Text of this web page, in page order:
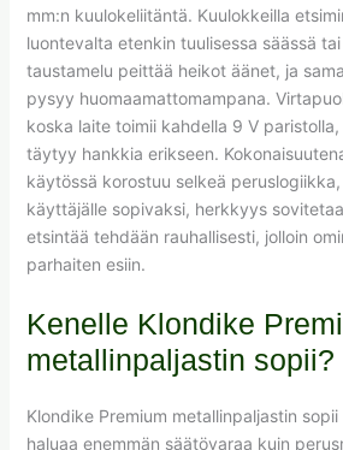
mm:n kuulokeliitäntä. Kuulokkeilla
luontevalta etenkin tuulisessa säässä
taustamelu peittää heikot äänet, ja
pysyy huomaamattomampana.
koska laite toimii kahdella 9 V
täytyy hankkia erikseen.
käytössä korostuu selkeä
käyttäjälle sopivaksi, herkkyys
etsintää tehdään rauhallisesti, jolloin
parhaiten esiin.
Kenelle Klondike
metallinpaljastin sopii?
Klondike Premium metallinpaljastin
haluaa enemmän säätövaraa kuin